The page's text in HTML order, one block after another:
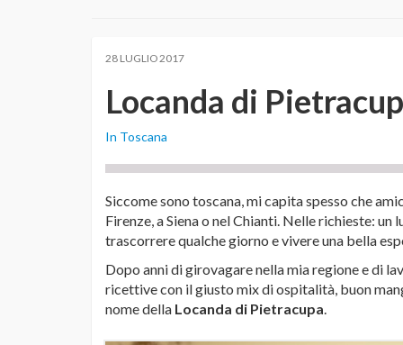
28 LUGLIO 2017
Locanda di
In Toscana
Siccome sono toscana, mi capita spesso che
Firenze, a Siena o nel Chianti. Nelle richieste:
trascorrere qualche giorno e vivere una bella
Dopo anni di girovagare nella mia regione e di
ricettive con il giusto mix di ospitalità, buon
nome della Locanda di Pietracupa.